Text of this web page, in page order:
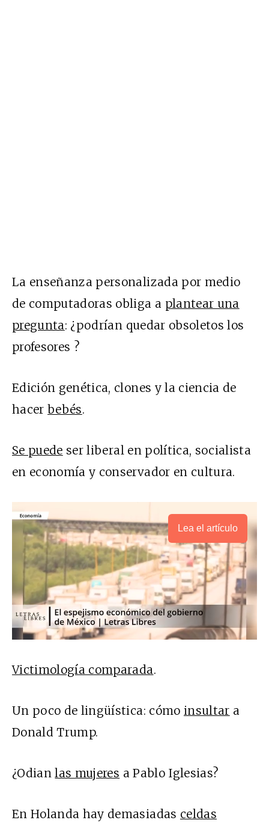
La enseñanza personalizada por medio
de computadoras obliga a plantear una
pregunta: ¿podrían quedar obsoletos los
profesores ?
Edición genética, clones y la ciencia de
hacerbebés.
Se puede ser liberal en política, socialista
en economía y conservador en cultura.
Lea el artículo
Victimología comparada.
Un poco de lingüística: cómo insultar a
Donald Trump.
¿Odianlas mujeres a Pablo Iglesias?
En Holanda hay demasiadas celdas